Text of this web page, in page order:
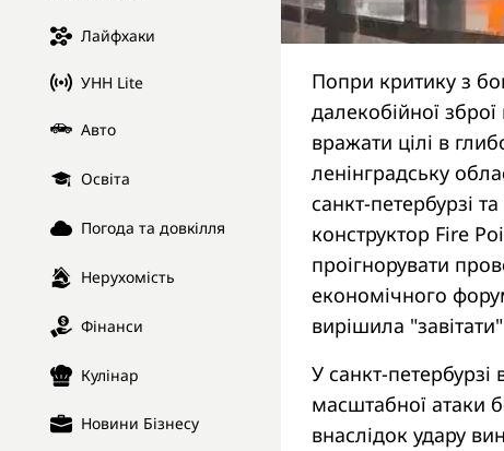
Лайфхаки
УНН Lite
Авто
Освіта
Погода та довкілля
Нерухомість
Фінанси
Кулінар
Новини Бізнесу
Попри критику з
далекобійної
вражати цілі в
ленінградську
санкт-петербурзі
конструктор Fire
проігнорувати
економічного
вирішила
У санкт-петербурзі
масштабної атаки
внаслідок удару